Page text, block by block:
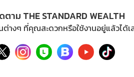
าม THE STANDARD WEALTH
างๆ ที่คุณสะดวกหรือใช้งานอยู่แล้วได้เ